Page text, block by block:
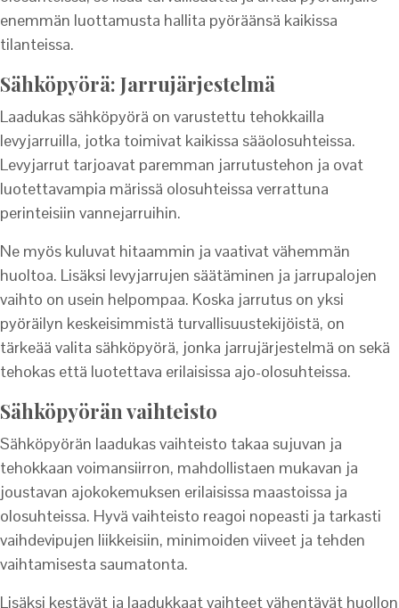
enemmän luottamusta hallita pyöräänsä kaikissa
tilanteissa.
Sähköpyörä: Jarrujärjestelmä
Laadukas sähköpyörä on varustettu tehokkailla
levyjarruilla, jotka toimivat kaikissa sääolosuhteissa.
Levyjarrut tarjoavat paremman jarrutustehon ja ovat
luotettavampia märissä olosuhteissa verrattuna
perinteisiin vannejarruihin.
Ne myös kuluvat hitaammin ja vaativat vähemmän
huoltoa. Lisäksi levyjarrujen säätäminen ja jarrupalojen
vaihto on usein helpompaa. Koska jarrutus on yksi
pyöräilyn keskeisimmistä turvallisuustekijöistä, on
tärkeää valita sähköpyörä, jonka jarrujärjestelmä on sekä
tehokas että luotettava erilaisissa ajo-olosuhteissa.
Sähköpyörän vaihteisto
Sähköpyörän laadukas vaihteisto takaa sujuvan ja
tehokkaan voimansiirron, mahdollistaen mukavan ja
joustavan ajokokemuksen erilaisissa maastoissa ja
olosuhteissa. Hyvä vaihteisto reagoi nopeasti ja tarkasti
vaihdevipujen liikkeisiin, minimoiden viiveet ja tehden
vaihtamisesta saumatonta.
Lisäksi kestävät ja laadukkaat vaihteet vähentävät huollon